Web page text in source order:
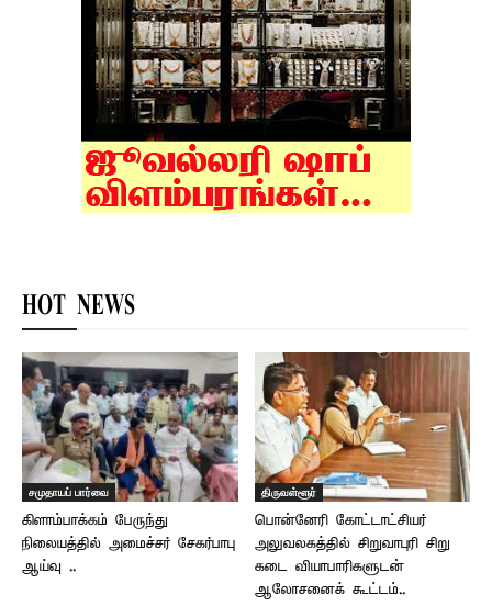
HOT NEWS
சமுதாயப் பார்வை
கிளாம்பாக்கம் பேருந்து
நிலையத்தில் அமைச்சர் சேகர்பாபு
ஆய்வு ..
திருவள்ளூர்
பொன்னேரி கோட்டாட்சியர்
அலுவலகத்தில் சிறுவாபுரி சிறு
கடை வியாபாரிகளுடன்
ஆலோசனைக் கூட்டம்..